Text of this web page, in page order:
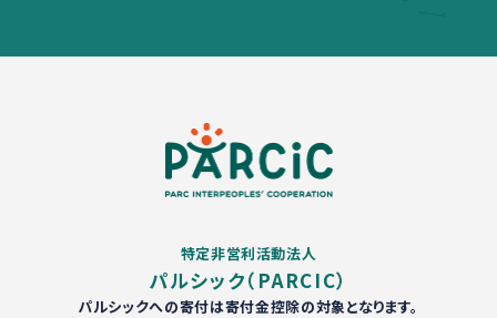
特定非営利活動法人
パルシック（PARCIC）
パルシックへの寄付は寄付金控除の対象となります。